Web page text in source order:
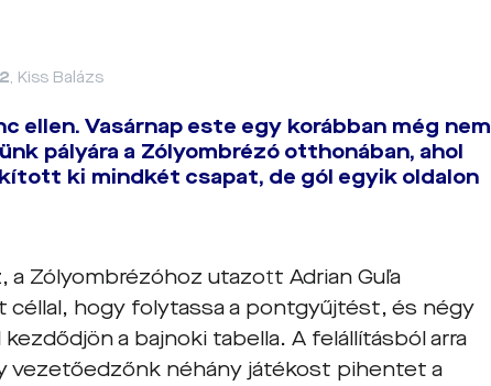
, Kiss Balázs
ellen. Vasárnap este egy korábban még nem
pályára a Zólyombrézó otthonában, ahol
ki mindkét csapat, de gól egyik oldalon
Zólyombrézóhoz utazott Adrian Guľa
céllal, hogy folytassa a pontgyűjtést, és négy
a bajnoki tabella. A felállításból arra
néhány játékost pihentet a